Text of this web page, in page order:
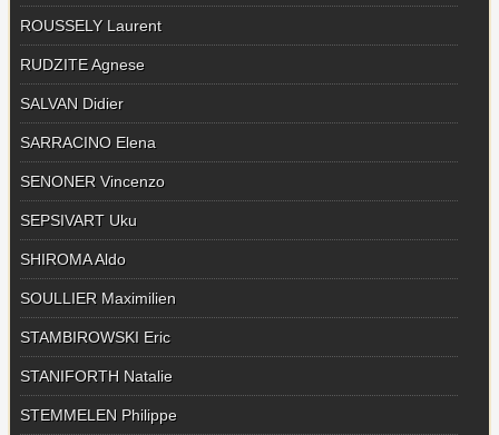
ROUSSELY Laurent
RUDZITE Agnese
SALVAN Didier
SARRACINO Elena
SENONER Vincenzo
SEPSIVART Uku
SHIROMA Aldo
SOULLIER Maximilien
STAMBIROWSKI Eric
STANIFORTH Natalie
STEMMELEN Philippe